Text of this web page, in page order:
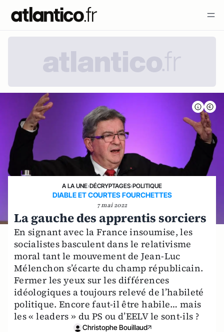
A LA UNE›DÉCRYPTAGES›POLITIQUE
DIABLE ET COURTES FOURCHETTES
7 mai 2022
La gauche des apprentis sorciers
En signant avec la France insoumise, les
socialistes basculent dans le relativisme
moral tant le mouvement de Jean-Luc
Mélenchon s’écarte du champ républicain.
Fermer les yeux sur les différences
idéologiques a toujours relevé de l’habileté
politique. Encore faut-il être habile… mais
les « leaders » du PS ou d’EELV le sont-ils ?
Christophe Bouillaud